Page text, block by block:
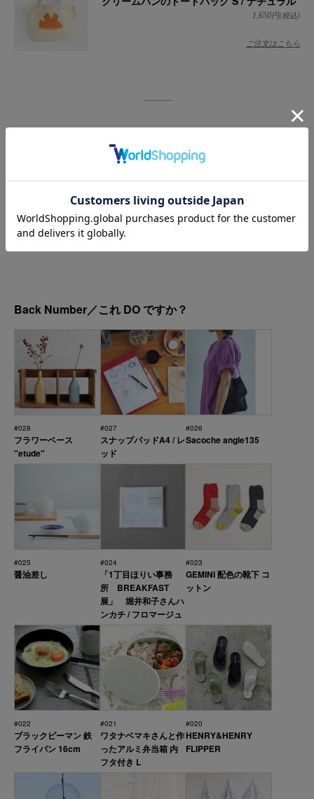
1,650円(税込)
ご注文はこちら
前の回を見る < >次の回を見る
Back Number／これ DO ですか？
#028
フラワーベース
"etude"
#027
スナップパッドA4 / レ
ッド
#026
Sacoche angle135
#025
醤油差し
#024
「1丁目ほりい事務
所 BREAKFAST
展」 堀井和子さんハ
ンカチ / フロマージュ
#023
GEMINI 配色の靴下 コ
ットン
#022
ブラックピーマン 鉄
フライパン 16cm
#021
ワタナベマキさんと作
ったアルミ弁当箱 内
フタ付き L
#020
HENRY&HENRY
FLIPPER